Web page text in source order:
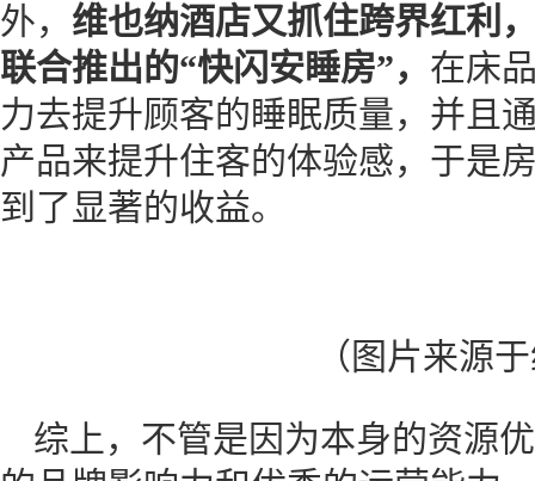
外， 维也纳酒店又抓住跨界红利
联合推出的“快闪安睡房”， 在床
力去提升顾客的睡眠质量，并且
产品来提升住客的体验感，于是
到了显著的收益。
（图片来源
综上，不管是因为本身的资源